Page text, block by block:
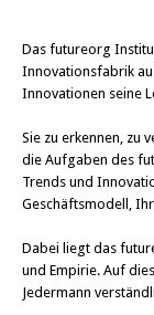
Das futureorg
Innovationsfabrik
Innovationen seine
Sie zu erkennen, zu
die Aufgaben des
Trends und
Geschäftsmodell,
Dabei liegt das
und Empirie. Auf
Jedermann